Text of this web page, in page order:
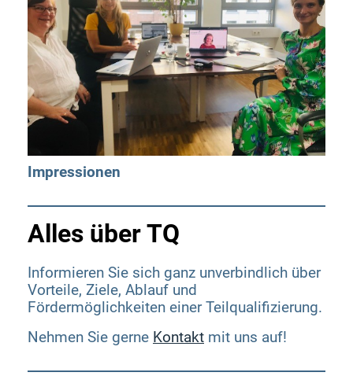
Agenda
Markt der
Möglichkeiten
hier im Video
Impressionen
Alles über TQ
Informieren Sie sich ganz unverbindlich über
Vorteile, Ziele, Ablauf und
Fördermöglichkeiten einer Teilqualifizierung.
Nehmen Sie gerne Kontakt mit uns auf!